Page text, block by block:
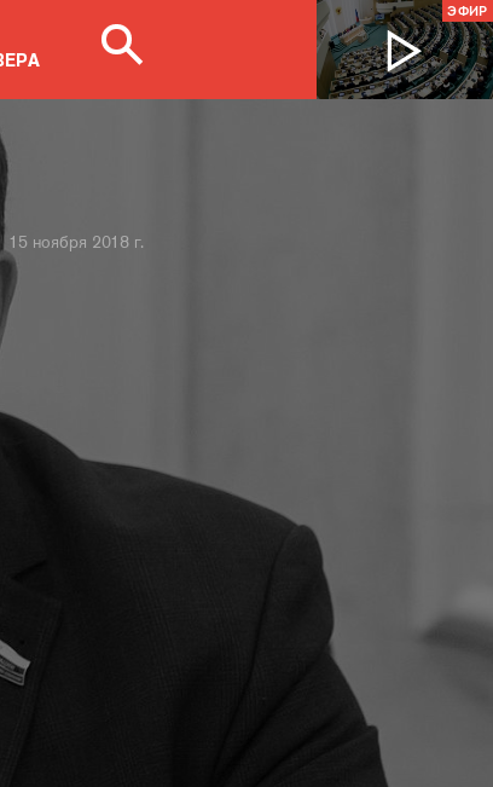
ЭФИР
15 ноября 2018 г.